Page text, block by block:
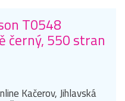
T0548
černý, 550 stran
Kačerov, Jihlavská